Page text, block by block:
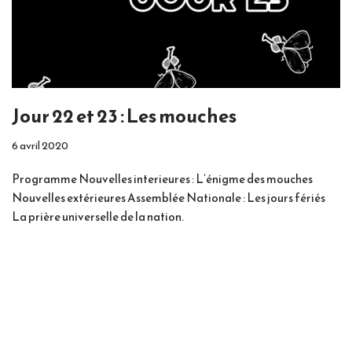
Jour 22 et 23 : Les mouches
6 avril 2020
Programme Nouvelles interieures : L’énigme des mouches
Nouvelles extérieures Assemblée Nationale : Les jours fériés
La prière universelle de la nation.